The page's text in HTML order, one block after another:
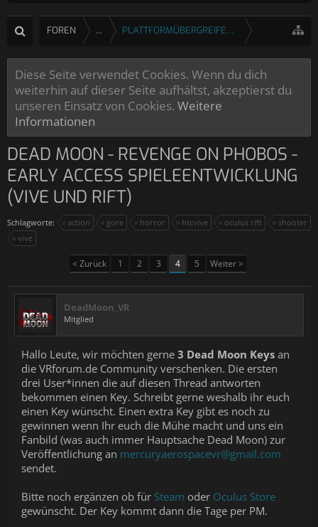
FOREN ... PLATTFORMÜBERGREIFENDE SPIELE
Diese Seite verwendet Cookies. Wenn du dich
weiterhin auf dieser Seite aufhältst, akzeptierst du
unseren Einsatz von Cookies. Weitere
Informationen
DEAD MOON - REVENGE ON PHOBOS -
EARLY ACCESS SPIELEENTWICKLUNG
(VIVE UND RIFT)
Schlagworte: action gore horror htcvive oculus rift
shooter
vive
< Zurück 1 2 3 4 5 Weiter >
DeadMoon_VR
Mitglied
Hallo Leute, wir möchten gerne 3 Dead Moon Keys an
die VRforum.de Community verschenken. Die ersten
drei User*innen die auf diesen Thread antworten
bekommen einen Key. Schreibt gerne weshalb ihr euch
einen Key wünscht. Einen extra Key gibt es noch zu
gewinnen wenn Ihr euch die Mühe macht und uns ein
Fanbild (was auch immer Hauptsache Dead Moon) zur
Veröffentlichung an mercuryaerospacevr@gmail.com
sendet.
Bitte noch ergänzen ob für Steam oder Oculus Store
gewünscht. Der Key kommt dann die Tage per PM.